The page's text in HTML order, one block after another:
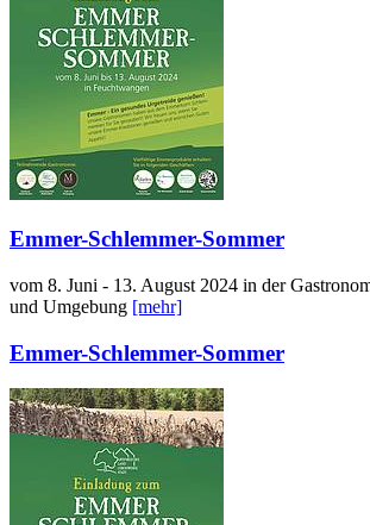
Emmer-Schlemmer-Sommer
vom 8. Juni - 13. August 2024 in der
und Umgebung [mehr]
Emmer-Schlemmer-Sommer